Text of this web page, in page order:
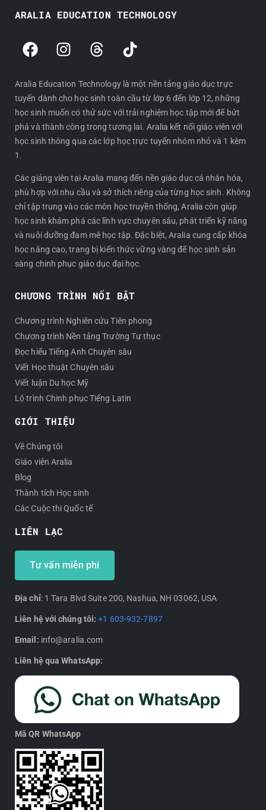
ARALIA EDUCATION TECHNOLOGY
F
a
e
b
o
o
k
I
n
t
a
g
r
a
T
h
e
a
d
s
T
i
t
o
k
Aralia Education Technology là một nền tảng giáo dục trực
tuyến dành cho học sinh toàn cầu từ lớp 6 đến lớp 12, những
học sinh muốn có thử sức với trải nghiệm học tập mới để bứt
phá và thành công trong tương lai. Aralia kết nối giáo viên với
học sinh thông qua các lớp học trực tuyến nhóm nhỏ và 1 kèm
1.
Các giảng viên tại Aralia mang đến nền giáo dục cá nhân hóa,
phù hợp với nhu cầu và sở thích riêng của từng học sinh. Không
chỉ tập trung vào các môn học truyền thống, Aralia còn giúp
học sinh khám phá các lĩnh vực chuyên sâu, phát triển kỹ năng
và nuôi dưỡng đam mê học tập. Đặc biệt, Aralia cung cấp khóa
học nâng cao, trang bị kiến thức vững vàng để học sinh sẵn
sàng chinh phục giáo dục đại học.
CHƯƠNG TRÌNH NỔI BẬT
Chương trình Nghiên cứu Tiên phong
Chương trình Nền tảng Trường Tư thục
Đọc hiểu Tiếng Anh Chuyên sâu
Viết Học thuật Chuyên sâu
Viết luận Du học Mỹ
Lộ trình Chinh phục Tiếng Latin
GIỚI THIỆU
Về Chúng tôi
Giáo viên Aralia
Blog
Thành tích Học sinh
Các Cuộc thi Quốc tế
LIÊN LẠC
Tư vấn miễn phí
Địa chỉ: 1 Tara Blvd Suite 200, Nashua, NH 03062, USA
Liên hệ với chúng tôi: +1 603-932-7897
Email: info@aralia.com
Liên hệ qua WhatsApp:
Mã QR WhatsApp